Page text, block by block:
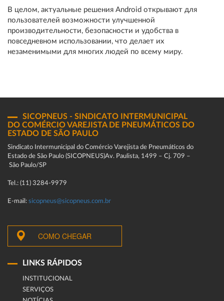
В целом, актуальные решения Android открывают для
пользователей возможности улучшенной
производительности, безопасности и удобства в
повседневном использовании, что делает их
незаменимыми для многих людей по всему миру.
SICOPNEUS - SINDICATO INTERMUNICIPAL
DO COMÉRCIO VAREJISTA DE PNEUMÁTICOS DO
ESTADO DE SÃO PAULO
Sindicato Intermunicipal do Comércio Varejista de Pneumáticos do
Estado de São Paulo (SICOPNEUS)Av. Paulista, 1499 – Cj. 709 –
São Paulo/SP
Tel.: (11) 3284-9979
E-mail: sicopneus@sicopneus.com.br
COMO CHEGAR
LINKS RÁPIDOS
INSTITUCIONAL
SERVIÇOS